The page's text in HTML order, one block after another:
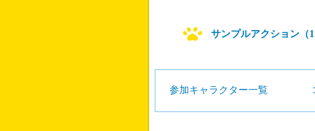
サンプルアクション（
参加キャラクター一覧